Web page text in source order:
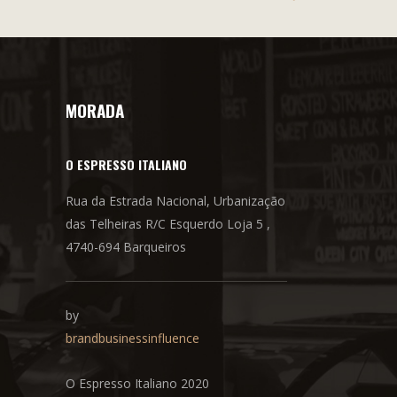
MORADA
O ESPRESSO ITALIANO
Rua da Estrada Nacional, Urbanização
das Telheiras R/C Esquerdo Loja 5 ,
4740-694 Barqueiros
by
brandbusinessinfluence
O Espresso Italiano 2020